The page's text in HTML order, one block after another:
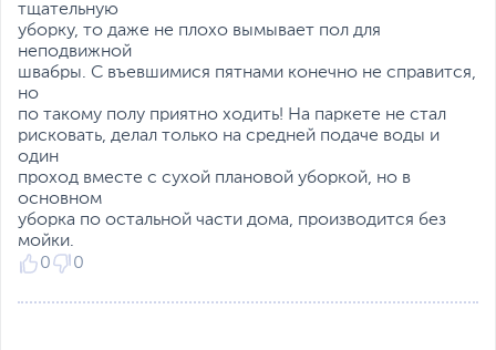
тщательную
уборку, то даже не плохо вымывает пол для
неподвижной
швабры. С въевшимися пятнами конечно не справится,
но
по такому полу приятно ходить! На паркете не стал
рисковать, делал только на средней подаче воды и
один
проход вместе с сухой плановой уборкой, но в
основном
уборка по остальной части дома, производится без
мойки.
0
0